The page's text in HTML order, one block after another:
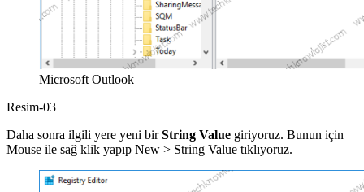
Microsoft Outlook
Resim-03
Daha sonra ilgili yere yeni birString Value giriyoruz. Bunun için
Mouse ile sağ klik yapıp New > String Value tıklıyoruz.